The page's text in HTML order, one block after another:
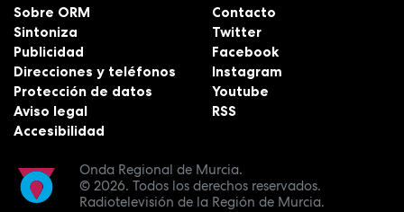
Onda Regional de Murcia.
© 2026. Todos los derechos reservados.
Radiotelevisión de la Región de Murcia.
Sobre ORM
Sintoniza
Publicidad
Direcciones y teléfonos
Protección de datos
Aviso legal
Accesibilidad
Contacto
Twitter
Facebook
Instagram
Youtube
RSS